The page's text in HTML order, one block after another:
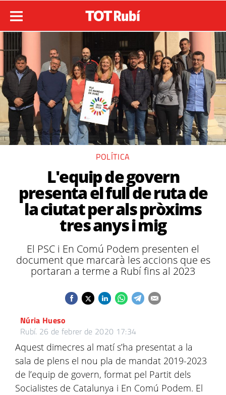
POLÍTICA
L'equip de govern
presenta el full de ruta de
la ciutat per als pròxims
tres anys i mig
El PSC i En Comú Podem presenten el
document que marcarà les accions que es
portaran a terme a Rubí fins al 2023
Núria Hueso
Rubí. 26 de febrer de 2020 17:34
Aquest dimecres al matí s’ha presentat a la
sala de plens el nou pla de mandat 2019-2023
de l’equip de govern, format pel Partit dels
Socialistes de Catalunya i En Comú Podem. El